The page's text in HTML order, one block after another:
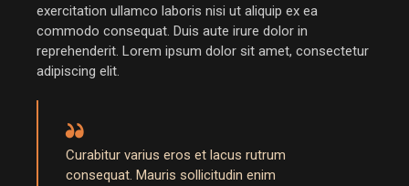
exercitation ullamco laboris nisi ut aliquip ex ea
commodo consequat. Duis aute irure dolor in
reprehenderit. Lorem ipsum dolor sit amet, consectetur
adipiscing elit.
Curabitur varius eros et lacus rutrum
consequat. Mauris sollicitudin enim